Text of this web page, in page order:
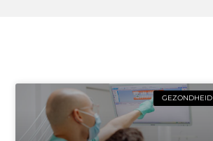
GEZONDHEID